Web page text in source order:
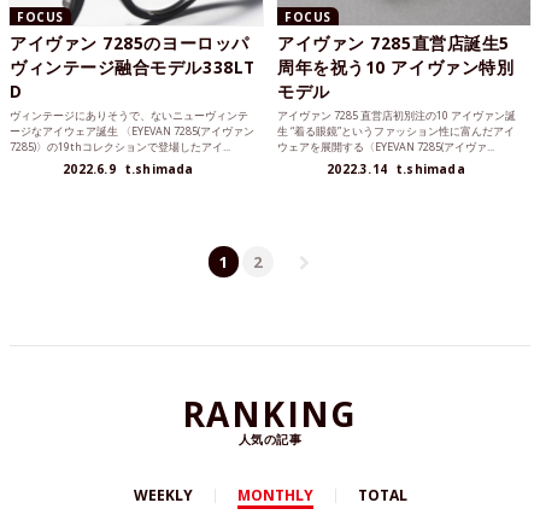
FOCUS
アイヴァン 7285のヨーロッパ
ヴィンテージ融合モデル338LT
D
ヴィンテージにありそうで、ないニューヴィンテ
ージなアイウェア誕生 〈EYEVAN 7285(アイヴァン
7285)〉の19thコレクションで登場したアイ...
2022.6.9 t.shimada
FOCUS
アイヴァン 7285直営店誕生5
周年を祝う10 アイヴァン特別
モデル
アイヴァン 7285 直営店初別注の10 アイヴァン誕
生 “着る眼鏡”というファッション性に富んだアイ
ウェアを展開する〈EYEVAN 7285(アイヴァ...
2022.3.14 t.shimada
1 2
RANKING
人気の記事
WEEKLY MONTHLY TOTAL